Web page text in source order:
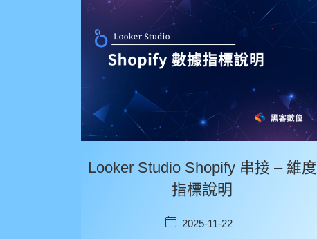
Looker Studio Shopify 串接 – 維度
指標說明
2025-11-22